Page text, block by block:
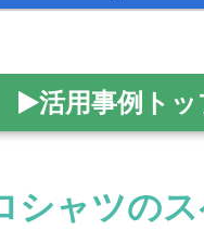
活用事例ト
シャツの